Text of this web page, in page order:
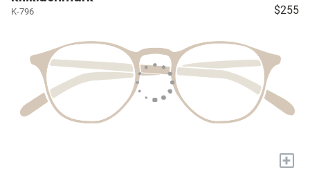
K-796 $255
+